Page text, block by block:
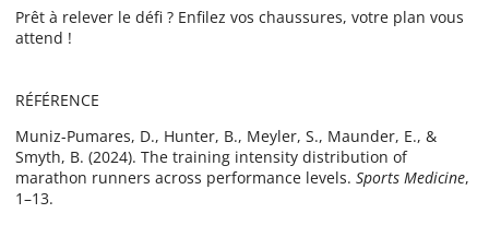
Prêt à relever le défi ? Enfilez vos chaussures, votre plan vous
attend !
RÉFÉRENCE
Muniz-Pumares, D., Hunter, B., Meyler, S., Maunder, E., &
Smyth, B. (2024). The training intensity distribution of
marathon runners across performance levels. Sports Medicine,
1–13.